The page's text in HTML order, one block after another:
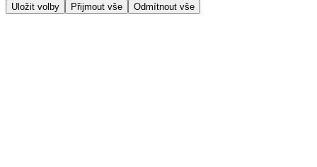
Uložit volby Přijmout vše Odmítnout vše